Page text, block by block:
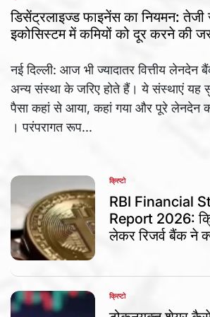
IN
डिसेंट्रलाइज्ड फाइनेंस का नियमन:
इकोसिस्टम में कमियों को दूर करने की
नई दिल्ली: आज भी ज्यादातर वित्तीय लेनदेन
अन्य संस्था के जरिए होते हैं। ये संस्थाएं यह
पैसा कहां से आया, कहां गया और पूरे लेनदेन का
। परंपरागत रूप...
POSTED
IN
क्रिप्टो
RBI Financial
Report 2026:
लेकर रिजर्व बैंक ने
POSTED
IN
क्रिप्टो